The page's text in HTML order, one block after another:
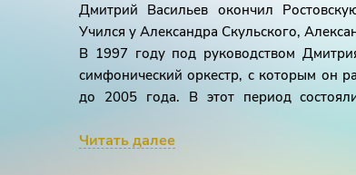
Дмитрий Васильев окончил
Учился у Александра Скульского,
В 1997 году под руководством
симфонический оркестр, с которым он
до 2005 года. В этот период
международном юношеском
Читать далее